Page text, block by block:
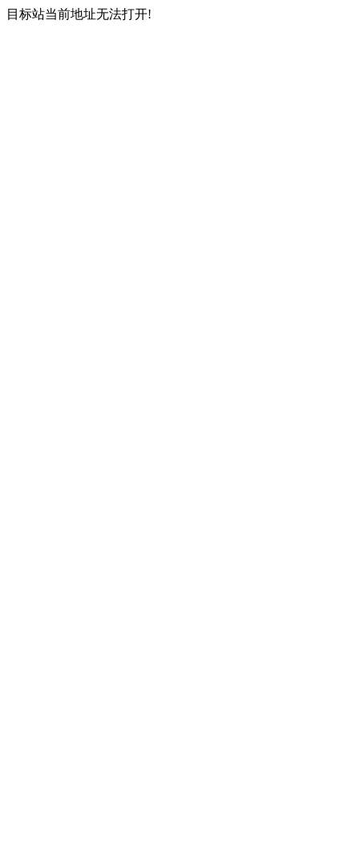
目标站当前地址无法打开!